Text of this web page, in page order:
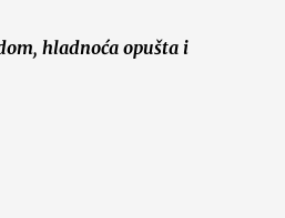
hladnoća opušta i